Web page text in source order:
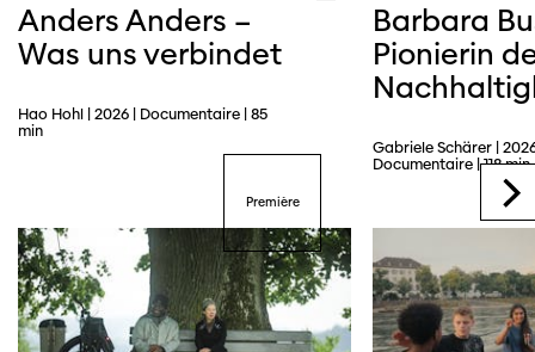
Anders Anders –
Was uns verbindet
Hao Hohl | 2026 | Documentaire | 85
min
Première
Barbara
Pionierin
Gabriele Schärer |
Documentaire | 118 min